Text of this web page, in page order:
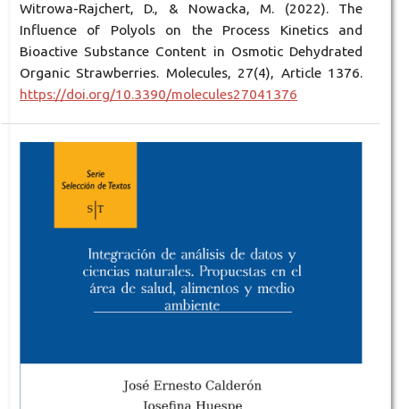
Witrowa-Rajchert, D., & Nowacka, M. (2022). The
Influence of Polyols on the Process Kinetics and
Bioactive Substance Content in Osmotic Dehydrated
Organic Strawberries. Molecules, 27(4), Article 1376.
https://doi.org/10.3390/molecules27041376